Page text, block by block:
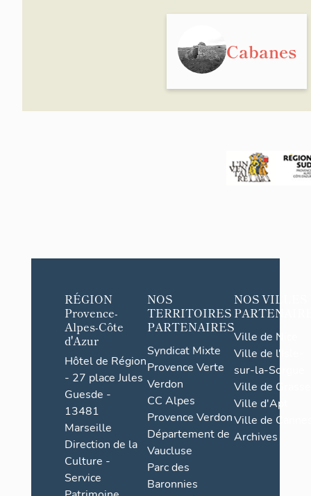
Cabanes
RÉGION
Provence-
Alpes-Côte
d'Azur
Hôtel de Région
- 27 place Jules
Guesde -
13481
Marseille
Direction de la
Culture -
Service
NOS
TERRITOIRES
PARTENAIRES
Syndicat Mixte
Provence Verte
Verdon
CC Alpes
Provence Verdon
Département de
Vaucluse
Parc des
Baronnies
NOS VILLES
Ville de Nice
Ville de l'Isle-
sur-la-Sorgue
Ville de Grasse
Ville d'Apt
Ville de
Archives